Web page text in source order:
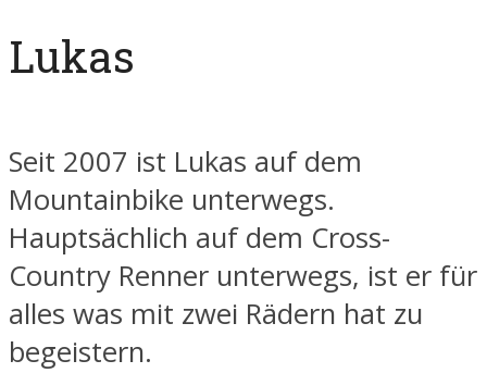
Lukas
Seit 2007 ist Lukas auf dem
Mountainbike unterwegs.
Hauptsächlich auf dem Cross-
Country Renner unterwegs, ist er für
alles was mit zwei Rädern hat zu
begeistern.